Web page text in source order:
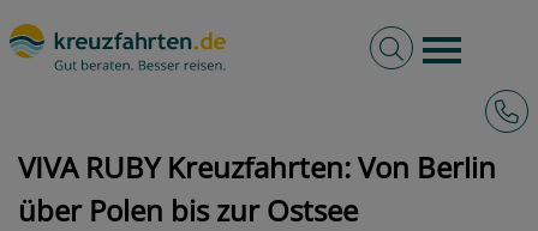
Burger
Volltextsuche
VIVA RUBY
VIVA RUBY Kreuzfahrten: Von Berlin
über Polen bis zur Ostsee